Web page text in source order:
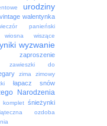
urodziny
vintage walentynka
panieński
wiosna
wiszące
wyzwanie
zaproszenie
zawieszki do
zima
zimowy
łapacz snów
Narodzenia
komplet śnieżynki
ozdoba